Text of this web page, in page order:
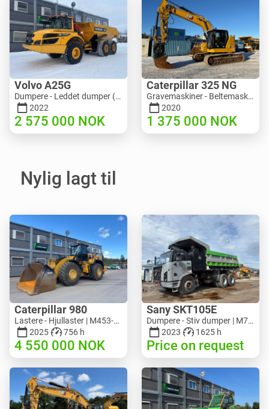
Volvo A25G
Dumpere - Leddet dumper (ADT) | M453-2338 | RGTR25122
2022
2 575 000 NOK
Caterpillar 325 NG
Gravemaskiner - Beltemaskin | M811-5335 | RGTR25093
2020
1 375 000 NOK
Nylig lagt til
Caterpillar 980
Lastere - Hjullaster | M453-5993 | RGTR26046
2025
756 h
4 550 000 NOK
Sany SKT105E
Dumpere - Stiv dumper | M741-2838 | 25143
2023
1625 h
Price on request